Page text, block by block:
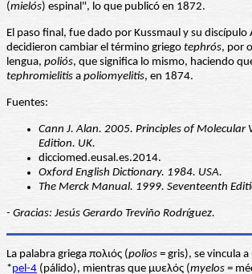
(mielós) espinal", lo que publicó en 1872.
El paso final, fue dado por Kussmaul y su discípulo
decidieron cambiar el término griego tephrós, por
lengua, poliós, que significa lo mismo, haciendo
tephromielitis a poliomyelitis, en 1874.
Fuentes:
Cann J. Alan. 2005. Principles of Molecular
Edition. UK.
dicciomed.eusal.es.2014.
Oxford English Dictionary. 1984. USA.
The Merck Manual. 1999. Seventeenth
- Gracias: Jesús Gerardo Treviño Rodríguez.
La palabra griega πολιός (polios = gris), se vincula
*pel-4 (pálido), mientras que μυελός (myelos =